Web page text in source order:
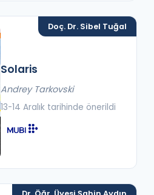
Doç. Dr. Sibel Tuğal
Solaris
Andrey Tarkovski
13-14 Aralık tarihinde önerildi